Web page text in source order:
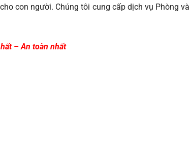
con người. Chúng tôi cung cấp dịch vụ Phòng và
– An toàn nhất